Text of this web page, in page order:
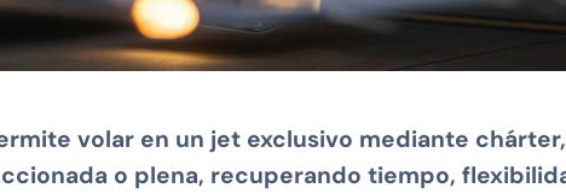
volar en un jet exclusivo mediante
o plena, recuperando tiempo,